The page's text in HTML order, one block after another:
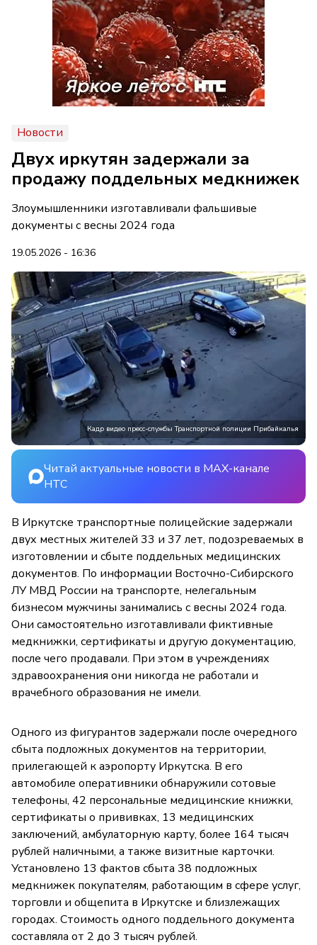
Новости
Двух иркутян задержали за
продажу поддельных медкнижек
Злоумышленники изготавливали фальшивые
документы с весны 2024 года
19.05.2026 - 16:36
Кадр видео пресс-службы Транспортной полиции Прибайкалья
Читай актуальные новости в MAX-канале
НТС
В Иркутске транспортные полицейские задержали
двух местных жителей 33 и 37 лет, подозреваемых в
изготовлении и сбыте поддельных медицинских
документов. По информации Восточно-Сибирского
ЛУ МВД России на транспорте, нелегальным
бизнесом мужчины занимались с весны 2024 года.
Они самостоятельно изготавливали фиктивные
медкнижки, сертификаты и другую документацию,
после чего продавали. При этом в учреждениях
здравоохранения они никогда не работали и
врачебного образования не имели.
Одного из фигурантов задержали после очередного
сбыта подложных документов на территории,
прилегающей к аэропорту Иркутска. В его
автомобиле оперативники обнаружили сотовые
телефоны, 42 персональные медицинские книжки,
сертификаты о прививках, 13 медицинских
заключений, амбулаторную карту, более 164 тысяч
рублей наличными, а также визитные карточки.
Установлено 13 фактов сбыта 38 подложных
медкнижек покупателям, работающим в сфере услуг,
торговли и общепита в Иркутске и близлежащих
городах. Стоимость одного поддельного документа
составляла от 2 до 3 тысяч рублей.